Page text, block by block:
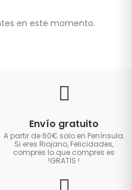
en este momento.
Envío gratuito
A partir de 60€ solo en Península.
Si eres Riojano, Felicidades,
compres lo que compres es
!GRATIS !